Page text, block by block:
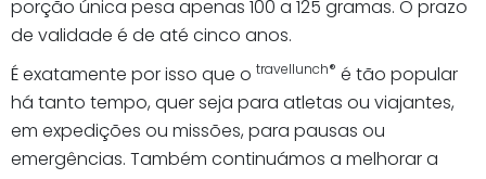
porção única pesa apenas 100 a 125 gramas. O prazo
de validade é de até cinco anos.
É exatamente por isso que o travellunch® é tão popular
há tanto tempo, quer seja para atletas ou viajantes,
em expedições ou missões, para pausas ou
emergências. Também continuámos a melhorar a